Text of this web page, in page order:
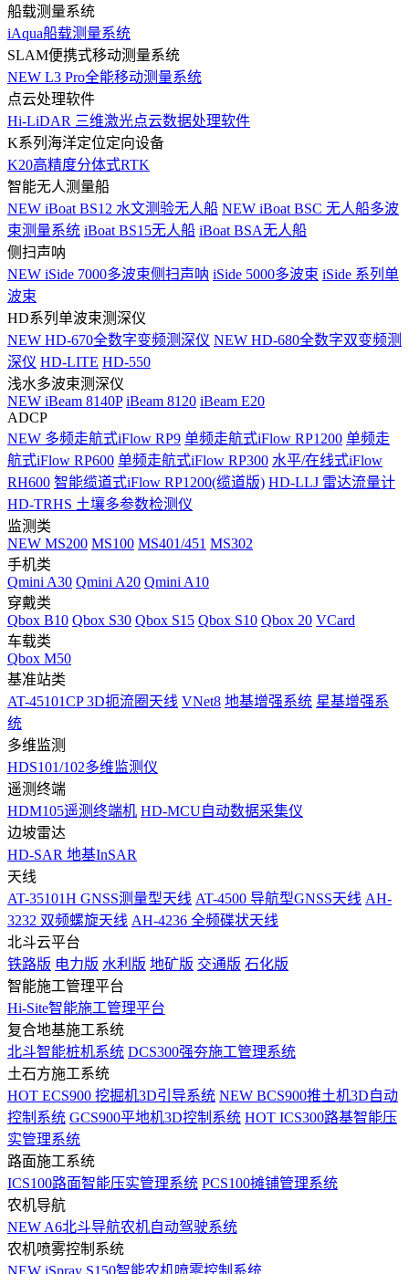
船载测量系统
iAqua船载测量系统
SLAM便携式移动测量系统
NEW L3 Pro全能移动测量系统
点云处理软件
Hi-LiDAR 三维激光点云数据处理软件
K系列海洋定位定向设备
K20高精度分体式RTK
智能无人测量船
NEW iBoat BS12 水文测验无人船 NEW iBoat BSC 无人船多波
束测量系统 iBoat BS15无人船 iBoat BSA无人船
侧扫声呐
NEW iSide 7000多波束侧扫声呐 iSide 5000多波束 iSide 系列单
波束
HD系列单波束测深仪
NEW HD-670全数字变频测深仪 NEW HD-680全数字双变频测
深仪 HD-LITE HD-550
浅水多波束测深仪
NEW iBeam 8140P iBeam 8120 iBeam E20
ADCP
NEW 多频走航式iFlow RP9 单频走航式iFlow RP1200 单频走
航式iFlow RP600 单频走航式iFlow RP300 水平/在线式iFlow
RH600 智能缆道式iFlow RP1200(缆道版) HD-LLJ 雷达流量计
HD-TRHS 土壤多参数检测仪
监测类
NEW MS200 MS100 MS401/451 MS302
手机类
Qmini A30 Qmini A20 Qmini A10
穿戴类
Qbox B10 Qbox S30 Qbox S15 Qbox S10 Qbox 20 VCard
车载类
Qbox M50
基准站类
AT-45101CP 3D扼流圈天线 VNet8 地基增强系统 星基增强系
统
多维监测
HDS101/102多维监测仪
遥测终端
HDM105遥测终端机 HD-MCU自动数据采集仪
边坡雷达
HD-SAR 地基InSAR
天线
AT-35101H GNSS测量型天线 AT-4500 导航型GNSS天线 AH-
3232 双频螺旋天线 AH-4236 全频碟状天线
北斗云平台
铁路版 电力版 水利版 地矿版 交通版 石化版
智能施工管理平台
Hi-Site智能施工管理平台
复合地基施工系统
北斗智能桩机系统 DCS300强夯施工管理系统
土石方施工系统
HOT ECS900 挖掘机3D引导系统 NEW BCS900推土机3D自动
控制系统 GCS900平地机3D控制系统 HOT ICS300路基智能压
实管理系统
路面施工系统
ICS100路面智能压实管理系统 PCS100摊铺管理系统
农机导航
NEW A6北斗导航农机自动驾驶系统
农机喷雾控制系统
NEW iSpray S150智能农机喷雾控制系统